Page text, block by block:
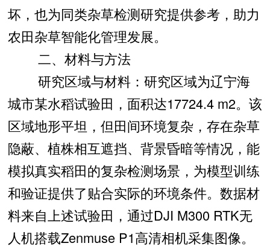
坏，也为同类杂草检测研究提供参考，助力
农田杂草智能化管理发展。
二、材料与方法
研究区域与材料：研究区域为辽宁海
城市某水稻试验田，面积达17724.4 m2。该
区域地形平坦，但田间环境复杂，存在杂草
隐蔽、植株相互遮挡、背景昏暗等情况，能
模拟真实稻田的复杂检测场景，为模型训练
和验证提供了贴合实际的环境条件。数据材
料来自上述试验田，通过DJI M300 RTK无
人机搭载Zenmuse P1高清相机采集图像。